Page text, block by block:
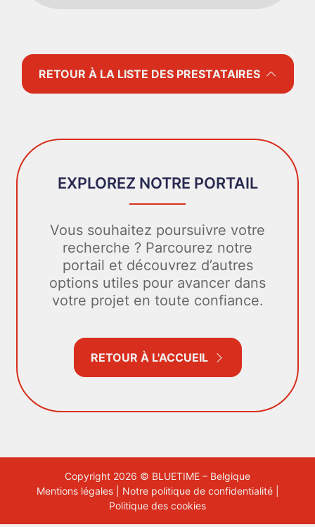
RETOUR À LA LISTE DES PRESTATAIRES
EXPLOREZ NOTRE PORTAIL
Vous souhaitez poursuivre votre
recherche ? Parcourez notre
portail et découvrez d’autres
options utiles pour avancer dans
votre projet en toute confiance.
RETOUR À L'ACCUEIL
Copyright 2026 © BLUETIME – Belgique
Mentions légales| Notre politique de confidentialité|
Politique des cookies